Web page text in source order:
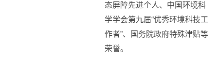
态屏障先进个人、中国环境科
学学会第九届“优秀环境科技工
作者”、国务院政府特殊津贴等
荣誉。